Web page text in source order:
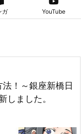
ガ YouTube
！～銀座新橋日
しました。